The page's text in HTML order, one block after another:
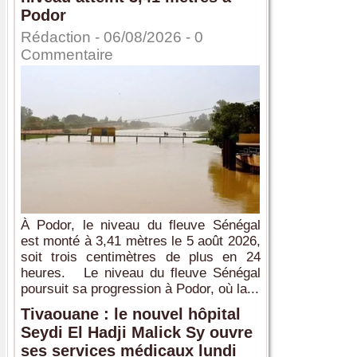
Podor
Rédaction - 06/08/2026 - 0
Commentaire
À Podor, le niveau du fleuve Sénégal
est monté à 3,41 mètres le 5 août 2026,
soit trois centimètres de plus en 24
heures. Le niveau du fleuve Sénégal
poursuit sa progression à Podor, où la...
Tivaouane : le nouvel hôpital
Seydi El Hadji Malick Sy ouvre
ses services médicaux lundi